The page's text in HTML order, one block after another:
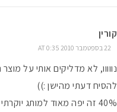
קורין
22 בספטמבר 2010 AT 0:35
נווווו, לא מדליקים אותי על
להסיח דעתי מהישן :))
40% זה יפה מאוד למותג